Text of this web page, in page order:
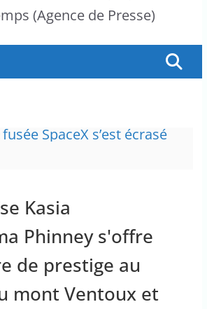
(Agence de Presse)
SpaceX s’est écrasé
Nationale
de chômage en France
à 8,3 %, son plus haut
depuis l’automne 2020
sur la
et les ventilateurs
Kasia
Phinney s'offre
de prestige au
mont Ventoux et